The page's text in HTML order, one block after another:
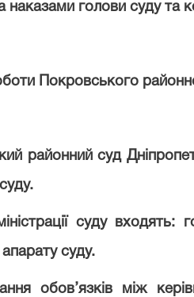
голови суду та
Покровського
районний суд
суду входять:
суду.
обов’язків між